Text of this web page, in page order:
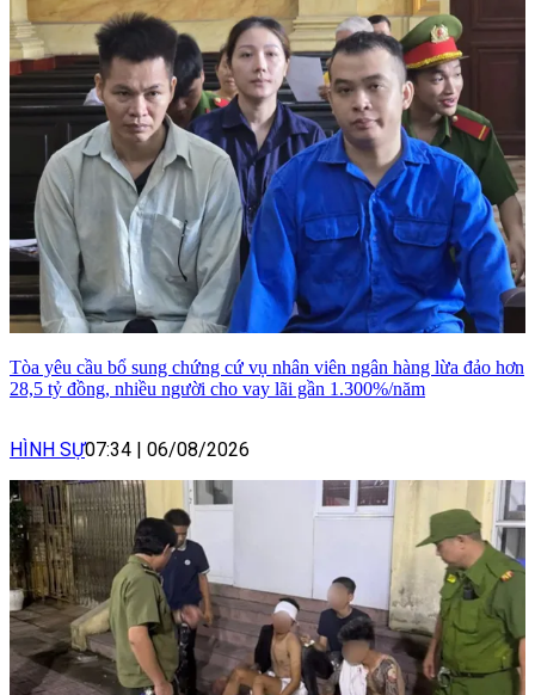
Tòa yêu cầu bổ sung chứng cứ vụ nhân viên ngân hàng lừa đảo hơn
28,5 tỷ đồng, nhiều người cho vay lãi gần 1.300%/năm
HÌNH SỰ07:34 06/08/2026